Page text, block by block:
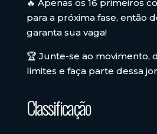
🔥 Apenas os 16 primeiros
para a próxima fase, então
garanta sua vaga!
🏆 Junte-se ao movimento,
limites e faça parte dessa
Classificação